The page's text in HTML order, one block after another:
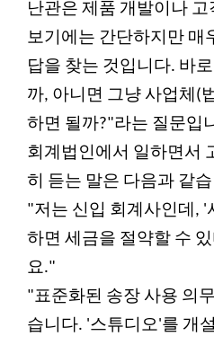
난관은 제품 개발이나
보기에는 간단하지만 매
답을 찾는 것입니다. 바
까, 아니면 그냥 사업체(
하면 될까?"라는 질문입
회계법인에서 일하면서
히 듣는 말은 다음과 같
"저는 신입 회계사인데, '
하면 세금을 절약할 수
요."
"표준화된 송장 사용 의
습니다. '스튜디오'를 개